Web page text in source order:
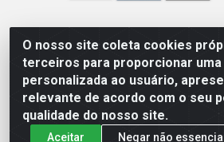
O nosso site coleta cookies
terceiros para proporcionar
personalizada ao usuário,
relevante de acordo com o seu
qualidade do nosso site.
Aceitar Negar não
Auto Qualidade Comercio de Pecas
23, S/N, Lote 05/06 - Taguatinga,
72.135-230 - CNPJ